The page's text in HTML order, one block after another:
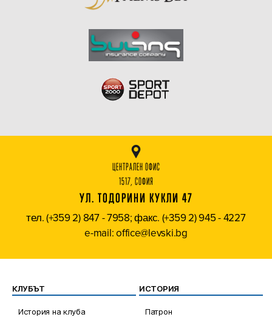
ЦЕНТРАЛЕН ОФИС
1517, СОФИЯ
УЛ. ТОДОРИНИ КУКЛИ 47
тел. (+359 2) 847 - 7958; факс. (+359 2) 945 - 4227
e-mail: office@levski.bg
КЛУБЪТ
История на клуба
ИСТОРИЯ
Патрон